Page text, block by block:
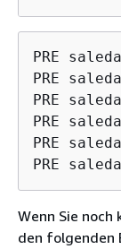
PRE
PRE
PRE
PRE
PRE
PRE
Wenn Sie noch
den folgenden